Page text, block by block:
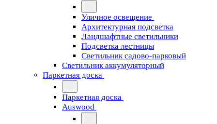
Уличное освещение
Архитектурная подсветка
Ландшафтные светильники
Подсветка лестницы
Светильник садово-парковый
Светильник аккумуляторный
Паркетная доска
Паркетная доска
Auswood